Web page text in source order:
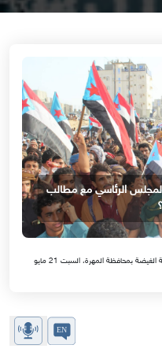
الرئاسي مع مطالب
متظاهرون يطالبون باستعادة دولة جنوب اليمن في مدينة الغيضة بمحافظة المهرة، السبت 21 مايو